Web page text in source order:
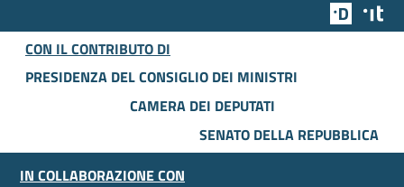
Team
CON IL CONTRIBUTO DI
PRESIDENZA DEL CONSIGLIO DEI MINISTRI
CAMERA DEI DEPUTATI
SENATO DELLA REPUBBLICA
IN COLLABORAZIONE CON